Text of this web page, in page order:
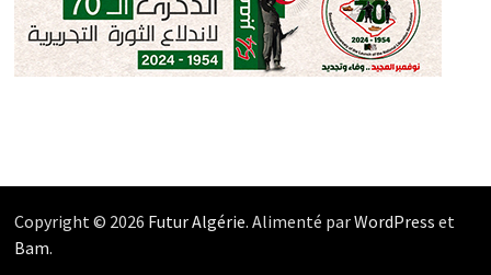
Copyright © 2026 Futur Algérie. Alimenté parWordPress et
Bam.